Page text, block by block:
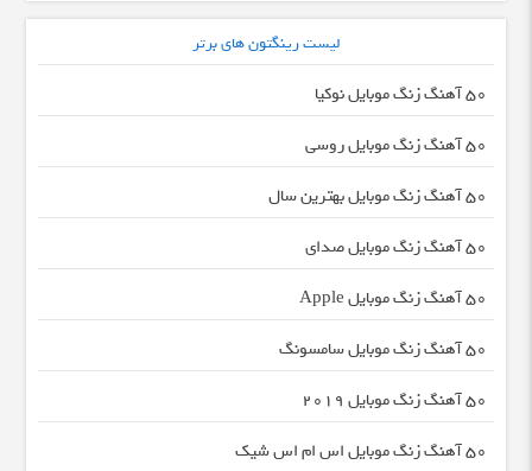
لیست رینگتون های برتر
50 آهنگ زنگ موبایل نوکیا
50 آهنگ زنگ موبایل روسی
50 آهنگ زنگ موبایل بهترین سال
50 آهنگ زنگ موبایل صدای
50 آهنگ زنگ موبایل Apple
50 آهنگ زنگ موبایل سامسونگ
50 آهنگ زنگ موبایل 2019
50 آهنگ زنگ موبایل اس ام اس شیک